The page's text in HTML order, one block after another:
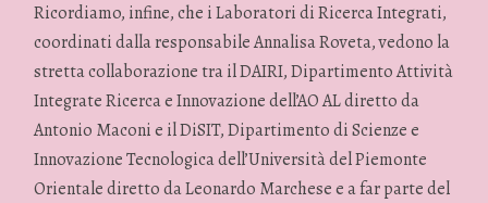
Ricordiamo, infine, che i Laboratori di Ricerca Integrati,
coordinati dalla responsabile Annalisa Roveta, vedono la
stretta collaborazione tra il DAIRI, Dipartimento Attività
Integrate Ricerca e Innovazione dell’AO AL diretto da
Antonio Maconi e il DiSIT, Dipartimento di Scienze e
Innovazione Tecnologica dell’Università del Piemonte
Orientale diretto da Leonardo Marchese e a far parte del